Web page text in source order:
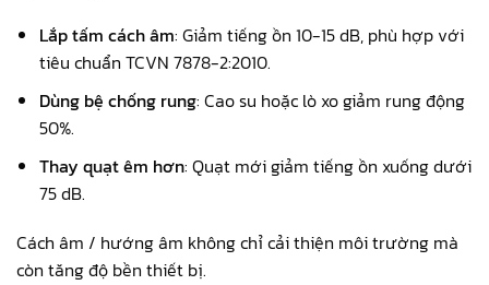
Lắp tấm cách âm: Giảm tiếng ồn 10-15 dB, phù hợp với
tiêu chuẩn TCVN 7878-2:2010.
Dùng bệ chống rung: Cao su hoặc lò xo giảm rung động
50%.
Thay quạt êm hơn: Quạt mới giảm tiếng ồn xuống dưới
75 dB.
Cách âm / hướng âm không chỉ cải thiện môi trường mà
còn tăng độ bền thiết bị.